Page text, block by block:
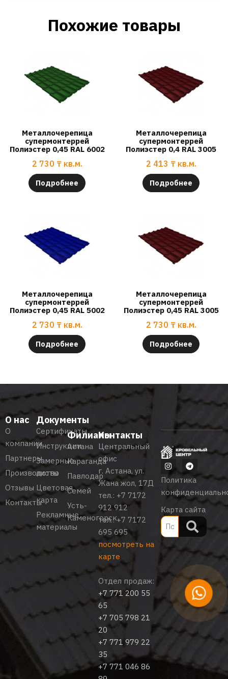
Похожие товары
Металлочерепица
супермонтеррей
Полиэстер 0,45 RAL 6002
2 730 ₸ кв.м.
Подробнее
Металлочерепица
супермонтеррей
Полиэстер 0,4 RAL 3005
2 413 ₸ кв.м.
Подробнее
Металлочерепица
супермонтеррей
Полиэстер 0,45 RAL 5002
2 730 ₸ кв.м.
Подробнее
Металлочерепица
супермонтеррей
Полиэстер 0,45 RAL 3005
2 730 ₸ кв.м.
Подробнее
О нас
О
компании
Партнеры
Производство
Отзывы
Контакты
Документы
Сертификаты
Инструкции
Замерные
листы
Цветовая
карта
Рекламные
материалы
Филиалы
Астана
Караганда
Павлодар
Семей
Усть-
Каменогорск
Контакты
Центральный
офис
г. Астана, ул.
Жана жол, 17Д
тел.: +7 7172
912 912
тел.:+7 7172
695 695
посмотреть на
карте
Отдел продаж:
+7 771 200 55
65
+7 705 798 21
20
+7 771 979 22
35
+7 771 046 86
Политика
Карта сайта